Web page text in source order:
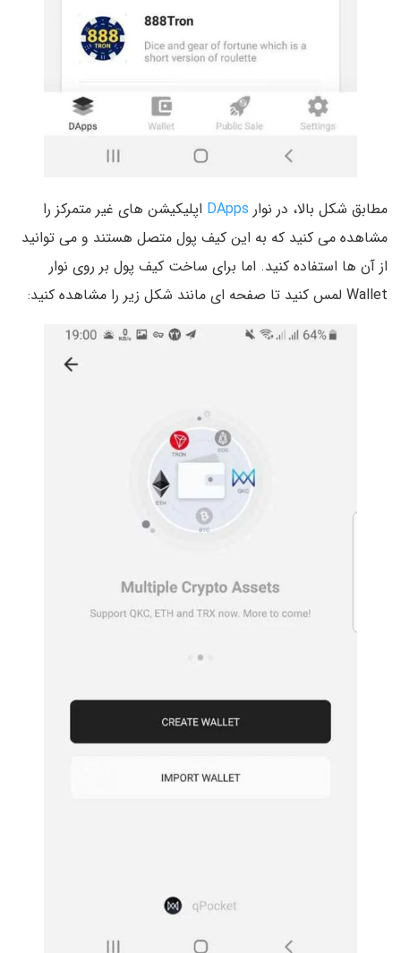
مطابق شکل بالا، در نوار DApps اپلیکیشن های غیر متمرکز را
مشاهده می کنید که به این کیف پول متصل هستند و می توانید
از آن ها استفاده کنید. اما برای ساخت کیف پول بر روی نوار
Wallet لمس کنید تا صفحه ای مانند شکل زیر را مشاهده کنید: